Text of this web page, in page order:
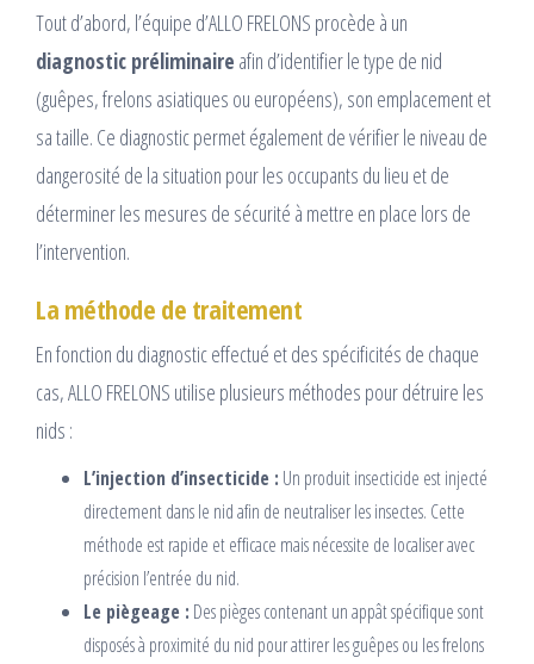
Tout d’abord, l’équipe d’ALLO FRELONS procède à un
diagnostic préliminaire afin d’identifier le type de nid
(guêpes, frelons asiatiques ou européens), son emplacement et
sa taille. Ce diagnostic permet également de vérifier le niveau de
dangerosité de la situation pour les occupants du lieu et de
déterminer les mesures de sécurité à mettre en place lors de
l’intervention.
La méthode de traitement
En fonction du diagnostic effectué et des spécificités de chaque
cas, ALLO FRELONS utilise plusieurs méthodes pour détruire les
nids :
L’injection d’insecticide : Un produit insecticide est injecté
directement dans le nid afin de neutraliser les insectes. Cette
méthode est rapide et efficace mais nécessite de localiser avec
précision l’entrée du nid.
Le piègeage : Des pièges contenant un appât spécifique sont
disposés à proximité du nid pour attirer les guêpes ou les frelons